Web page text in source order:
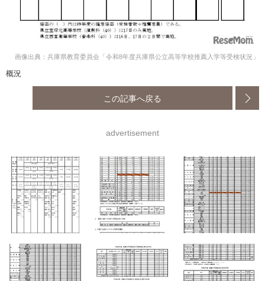
画像出典：兵庫県教育委員会「令和8年度兵庫県公立高等学校推薦入学等受検状況」
概況
この記事へ戻る
advertisement